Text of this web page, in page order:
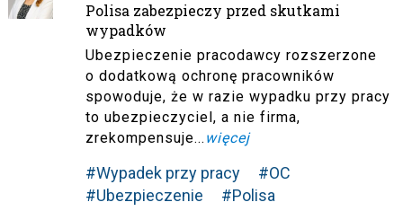
Polisa zabezpieczy przed skutkami
wypadków
Ubezpieczenie pracodawcy rozszerzone
o dodatkową ochronę pracowników
spowoduje, że w razie wypadku przy pracy
to ubezpieczyciel, a nie firma,
zrekompensuje... więcej
#Wypadek przy pracy
#OC
#Ubezpieczenie
#Polisa